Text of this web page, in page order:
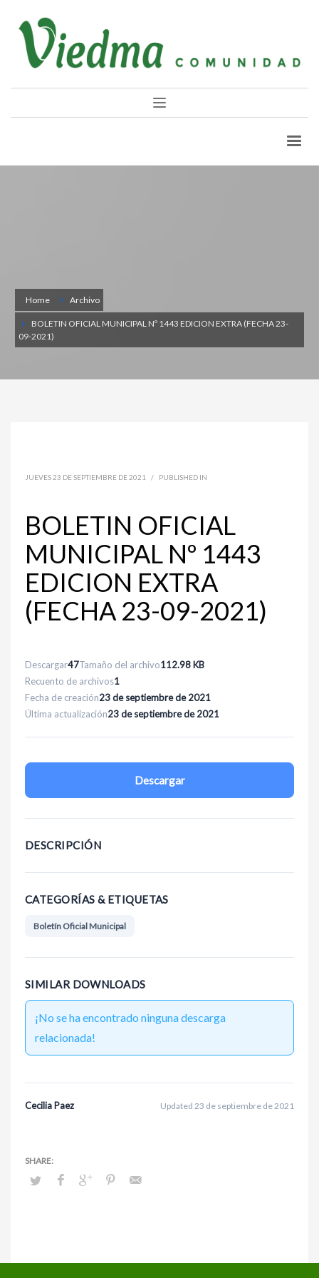
Home Archivo
BOLETIN OFICIAL MUNICIPAL Nº 1443 EDICION EXTRA (FECHA 23-
09-2021)
JUEVES 23 DE SEPTIEMBRE DE 2021 / PUBLISHED IN
BOLETIN OFICIAL
MUNICIPAL Nº 1443
EDICION EXTRA
(FECHA 23-09-2021)
Descargar47Tamaño del archivo112.98 KB
Recuento de archivos1
Fecha de creación23 de septiembre de 2021
Última actualización23 de septiembre de 2021
Descargar
DESCRIPCIÓN
CATEGORÍAS & ETIQUETAS
Boletín Oficial Municipal
SIMILAR DOWNLOADS
¡No se ha encontrado ninguna descarga
relacionada!
Cecilia Paez Updated 23 de septiembre de 2021